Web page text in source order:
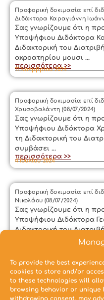
To provide the best
cookies to store and/or
to these technologies will
browsing behavior or unique
withdrawing consent, may
Προφορική δοκιμασία επί
Διδάκτορα Καραγιάννη
Σας γνωρίζουμε ότι η
Υποψήφιου Διδάκτορα
Διδακτορική του
ακροατηρίου μουσι ...
περισσότερα >>
11 Νοεμβρίου 2024
Προφορική δοκιμασία επί
Χρυσοβαλάντη (08/07/2024)
Σας γνωρίζουμε ότι η
Υποψήφιου Διδάκτορα
τη Διδακτορική του
συμβάσει ...
περισσότερα >>
4 Ιουλίου 2024
Προφορική δοκιμασία επί
Νικολάου (08/07/2024)
Σας γνωρίζουμε ότι η
Υποψήφιου Διδάκτορα
Διδακτορική του
Προφορική δοκιμασία επί
Ευαγγελίας (26/06/2024)